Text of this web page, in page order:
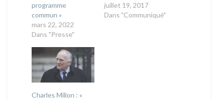
programme
commun »
mars 22, 2022
Dans "Presse"
juillet 19, 2017
Dans "Communiqué"
Charles Millon : «